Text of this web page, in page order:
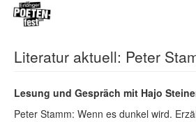
Direkt
InhaltLiteratur aktuell: Peter
Lesung und Gespräch mit Hajo
Peter Stamm: Wenn es dunkel wird.